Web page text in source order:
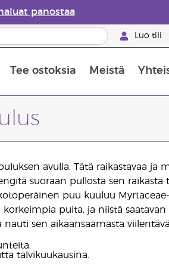
panostaa
Luo tili
Tee ostoksia Meistä
avulla. Tätä raikastavaa ja
suoraan pullosta sen raikasta
puu kuuluu Myrtaceae-
puita, ja niistä
nauti sen aikaansaamasta
talvikuukausina.